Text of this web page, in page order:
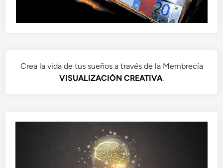
Crea la vida de tus sueños a través de la Membrecía
VISUALIZACIÓN CREATIVA.